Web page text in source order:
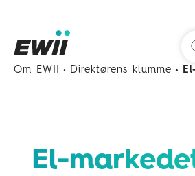
Om EWII Direktørens klumme El-
El-